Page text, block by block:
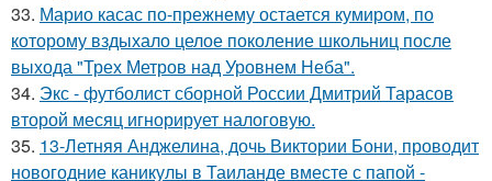
33. Марио касас по-прежнему остается кумиром, по
которому вздыхало целое поколение школьниц после
выхода "Трех Метров над Уровнем Неба".
34. Экс - футболист сборной России Дмитрий Тарасов
второй месяц игнорирует налоговую.
35. 13-Летняя Анджелина, дочь Виктории Бони, проводит
новогодние каникулы в Таиланде вместе с папой -